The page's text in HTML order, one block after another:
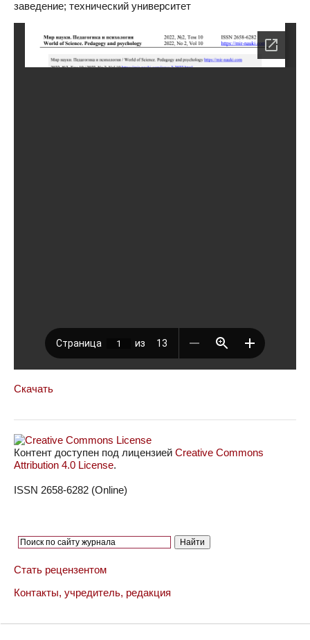
заведение; технический университет
Скачать
Контент доступен под лицензией Creative Commons
Attribution 4.0 License.
ISSN 2658-6282 (Online)
Стать рецензентом
Контакты, учредитель, редакция